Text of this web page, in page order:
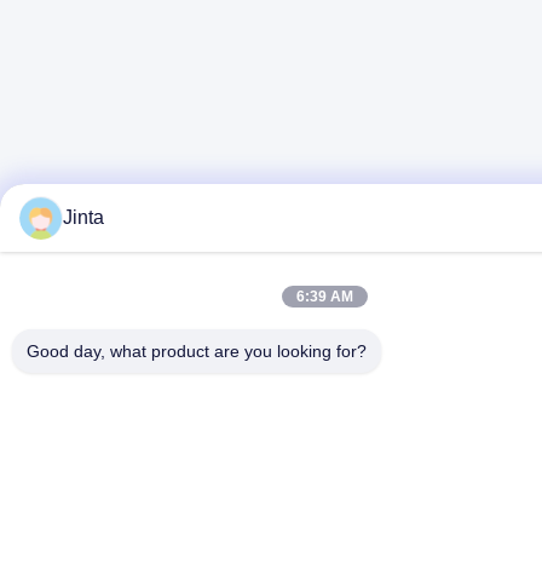
Jinta
6:39 AM
Good day, what product are you looking for?